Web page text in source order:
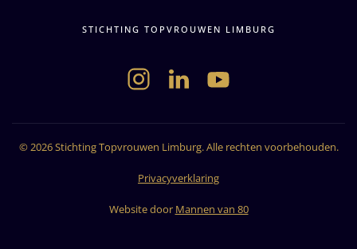
STICHTING TOPVROUWEN LIMBURG
©2026Stichting Topvrouwen Limburg. Alle rechten voorbehouden.
Privacyverklaring
Website door Mannen van 80